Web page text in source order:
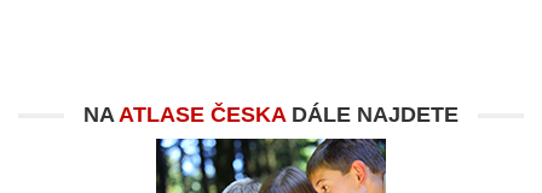
NAATLASE ČESKADÁLE NAJDETE